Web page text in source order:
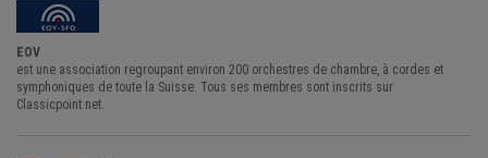
EOV
est une association regroupant environ 200 orchestres de chambre, à cordes et
symphoniques de toute la Suisse. Tous ses membres sont inscrits sur
Classicpoint.net.